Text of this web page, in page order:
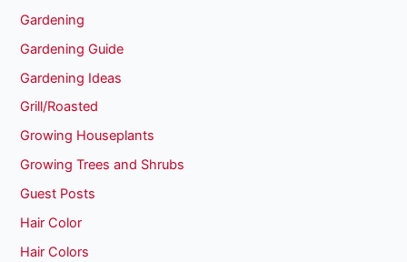
Gardening
Gardening Guide
Gardening Ideas
Grill/Roasted
Growing Houseplants
Growing Trees and Shrubs
Guest Posts
Hair Color
Hair Colors